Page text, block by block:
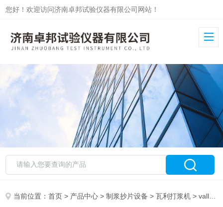
您好！欢迎访问济南卓邦试验仪器有限公司网站！
当前位置：首页 > 产品中心 >制浆抄片设备 >瓦利打浆机 > valley打浆机ZB-WL